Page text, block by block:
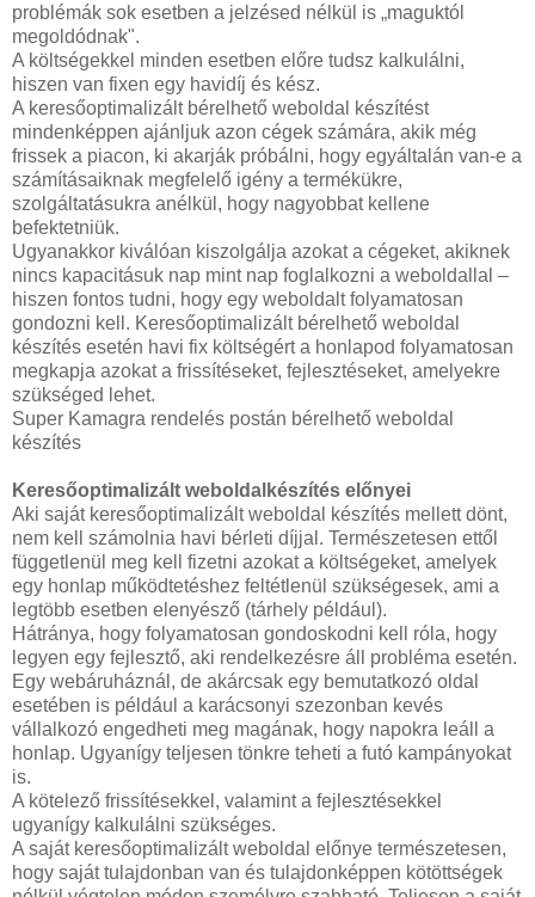
problémák sok esetben a jelzésed nélkül is „maguktól
megoldódnak".
A költségekkel minden esetben előre tudsz kalkulálni,
hiszen van fixen egy havidíj és kész.
A keresőoptimalizált bérelhető weboldal készítést
mindenképpen ajánljuk azon cégek számára, akik még
frissek a piacon, ki akarják próbálni, hogy egyáltalán van-e a
számításaiknak megfelelő igény a termékükre,
szolgáltatásukra anélkül, hogy nagyobbat kellene
befektetniük.
Ugyanakkor kiválóan kiszolgálja azokat a cégeket, akiknek
nincs kapacitásuk nap mint nap foglalkozni a weboldallal –
hiszen fontos tudni, hogy egy weboldalt folyamatosan
gondozni kell. Keresőoptimalizált bérelhető weboldal
készítés esetén havi fix költségért a honlapod folyamatosan
megkapja azokat a frissítéseket, fejlesztéseket, amelyekre
szükséged lehet.
Super Kamagra rendelés postán bérelhető weboldal
készítés
Keresőoptimalizált weboldalkészítés előnyei
Aki saját keresőoptimalizált weboldal készítés mellett dönt,
nem kell számolnia havi bérleti díjjal. Természetesen ettől
függetlenül meg kell fizetni azokat a költségeket, amelyek
egy honlap működtetéshez feltétlenül szükségesek, ami a
legtöbb esetben elenyésző (tárhely például).
Hátránya, hogy folyamatosan gondoskodni kell róla, hogy
legyen egy fejlesztő, aki rendelkezésre áll probléma esetén.
Egy webáruháznál, de akárcsak egy bemutatkozó oldal
esetében is például a karácsonyi szezonban kevés
vállalkozó engedheti meg magának, hogy napokra leáll a
honlap. Ugyanígy teljesen tönkre teheti a futó kampányokat
is.
A kötelező frissítésekkel, valamint a fejlesztésekkel
ugyanígy kalkulálni szükséges.
A saját keresőoptimalizált weboldal előnye természetesen,
hogy saját tulajdonban van és tulajdonképpen kötöttségek